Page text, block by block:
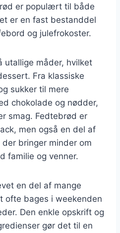
er populært til både
er en fast bestanddel
og julefrokoster.
utallige måder, hvilket
Fra klassiske
sukker til mere
chokolade og nødder,
smag. Fedtebrød er
men også en del af
bringer minder om
familie og venner.
en del af mange
ofte bages i weekenden
Den enkle opskrift og
gør det til en